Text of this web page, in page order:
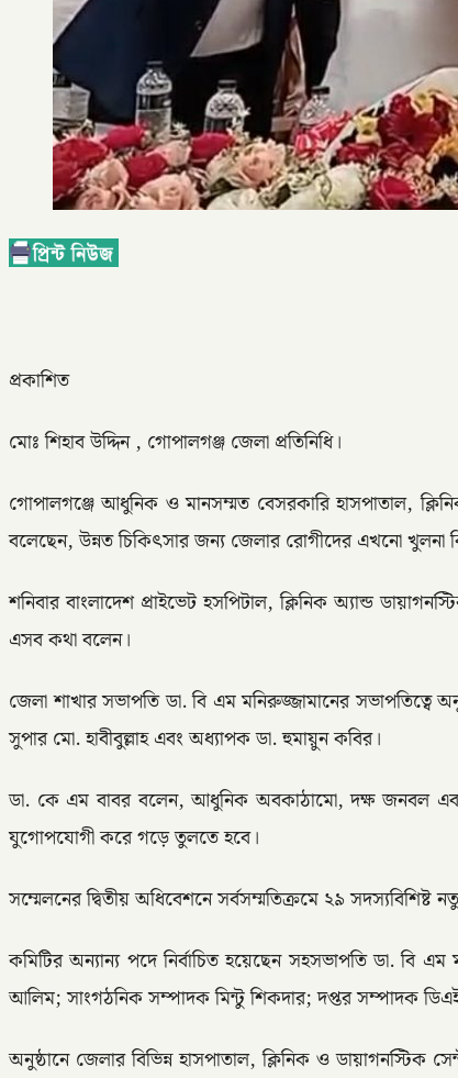
প্রকাশিত
মোঃ শিহাব উদ্দিন , গোপালগঞ্জ জেলা প্রতিনিধি।
গোপালগঞ্জে আধুনিক ও মানসম্মত বেসরকারি হাসপাতাল,
বলেছেন, উন্নত চিকিৎসার জন্য জেলার রোগীদের এখনো খুলনা
শনিবার বাংলাদেশ প্রাইভেট হসপিটাল, ক্লিনিক অ্যান্ড
এসব কথা বলেন।
জেলা শাখার সভাপতি ডা. বি এম মনিরুজ্জামানের সভাপতিত্বে
সুপার মো. হাবীবুল্লাহ এবং অধ্যাপক ডা. হুমায়ুন কবির।
ডা. কে এম বাবর বলেন, আধুনিক অবকাঠামো, দক্ষ জনবল এবং
যুগোপযোগী করে গড়ে তুলতে হবে।
সম্মেলনের দ্বিতীয় অধিবেশনে সর্বসম্মতিক্রমে ২৯
কমিটির অন্যান্য পদে নির্বাচিত হয়েছেন সহসভাপতি ডা. বি
আলিম; সাংগঠনিক সম্পাদক মিন্টু শিকদার; দপ্তর সম্পাদক
অনুষ্ঠানে জেলার বিভিন্ন হাসপাতাল, ক্লিনিক ও ডায়াগনস্টিক